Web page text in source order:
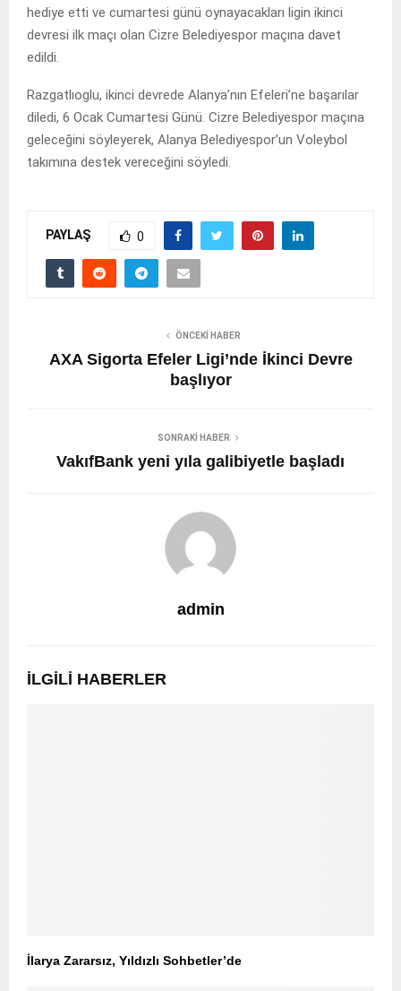
hediye etti ve cumartesi günü oynayacakları ligin ikinci
devresi ilk maçı olan Cizre Belediyespor maçına davet
edildi.
Razgatlıoglu, ikinci devrede Alanya’nın Efeleri’ne başarılar
diledi, 6 Ocak Cumartesi Günü. Cizre Belediyespor maçına
geleceğini söyleyerek, Alanya Belediyespor’un Voleybol
takımına destek vereceğini söyledi.
PAYLAŞ 0
ÖNCEKI HABER
AXA Sigorta Efeler Ligi’nde İkinci Devre
başlıyor
SONRAKI HABER
VakıfBank yeni yıla galibiyetle başladı
admin
İLGILI HABERLER
İlarya Zararsız, Yıldızlı Sohbetler’de